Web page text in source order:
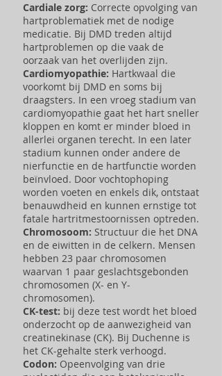
Cardiale zorg: Correcte opvolging van
hartproblematiek met de nodige
medicatie. Bij DMD treden altijd
hartproblemen op die vaak de
oorzaak van het overlijden zijn.
Cardiomyopathie: Hartkwaal die
voorkomt bij DMD en soms bij
draagsters. In een vroeg stadium van
cardiomyopathie gaat het hart sneller
kloppen en komt er minder bloed in
allerlei organen terecht. In een later
stadium kunnen onder andere de
nierfunctie en de hartfunctie worden
beïnvloed. Door vochtophoping
worden voeten en enkels dik, ontstaat
benauwdheid en kunnen ernstige tot
fatale hartritmestoornissen optreden.
Chromosoom: Structuur die het DNA
en de eiwitten in de celkern. Mensen
hebben 23 paar chromosomen
waarvan 1 paar geslachtsgebonden
chromosomen (X- en Y-
chromosomen).
CK-test: bij deze test wordt het bloed
onderzocht op de aanwezigheid van
creatinekinase (CK). Bij Duchenne is
het CK-gehalte sterk verhoogd.
Codon: Opeenvolging van drie